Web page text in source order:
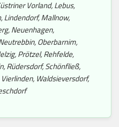
Vorland, Lebus,
Lindendorf, Mallnow,
Neuenhagen,
Oberbarnim,
Prötzel, Rehfelde,
Rüdersdorf, Schönfließ,
Waldsieversdorf,